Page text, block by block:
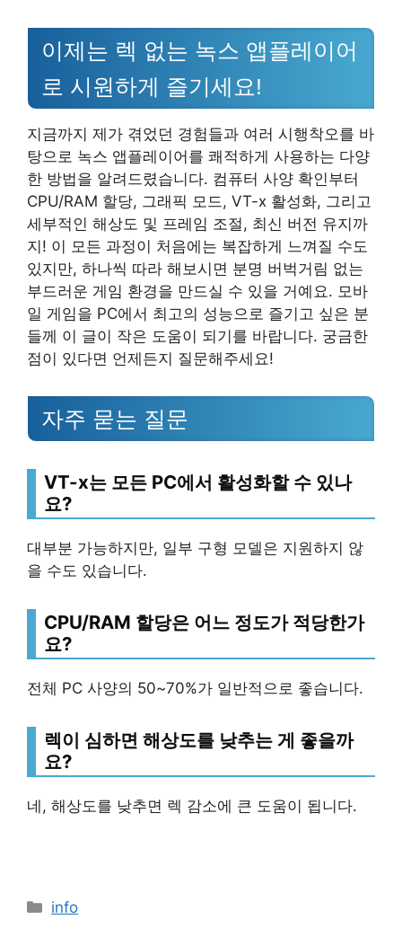
이제는 렉 없는 녹스 앱플레이어
로 시원하게 즐기세요!
지금까지 제가 겪었던 경험들과 여러 시행착오를 바
탕으로 녹스 앱플레이어를 쾌적하게 사용하는 다양
한 방법을 알려드렸습니다. 컴퓨터 사양 확인부터
CPU/RAM 할당, 그래픽 모드, VT-x 활성화, 그리고
세부적인 해상도 및 프레임 조절, 최신 버전 유지까
지! 이 모든 과정이 처음에는 복잡하게 느껴질 수도
있지만, 하나씩 따라 해보시면 분명 버벅거림 없는
부드러운 게임 환경을 만드실 수 있을 거예요. 모바
일 게임을 PC에서 최고의 성능으로 즐기고 싶은 분
들께 이 글이 작은 도움이 되기를 바랍니다. 궁금한
점이 있다면 언제든지 질문해주세요!
자주 묻는 질문
VT-x는 모든 PC에서 활성화할 수 있나
요?
대부분 가능하지만, 일부 구형 모델은 지원하지 않
을 수도 있습니다.
CPU/RAM 할당은 어느 정도가 적당한가
요?
전체 PC 사양의 50~70%가 일반적으로 좋습니다.
렉이 심하면 해상도를 낮추는 게 좋을까
요?
네, 해상도를 낮추면 렉 감소에 큰 도움이 됩니다.
Categories
info